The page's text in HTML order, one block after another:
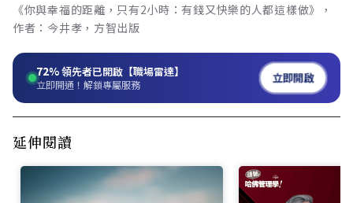
《你與幸福的距離，只有2小時：有錢又快樂的人都這樣做》，
作者：今井孝，方智出版
72%領先者已開啟【職場雷達】
立即開通！解鎖專屬服務 立即開啟
延伸閱讀